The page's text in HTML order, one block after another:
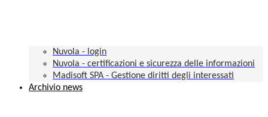
Nuvola - login
Nuvola - certificazioni e sicurezza delle informazioni
Madisoft SPA - Gestione diritti degli interessati
Archivio news